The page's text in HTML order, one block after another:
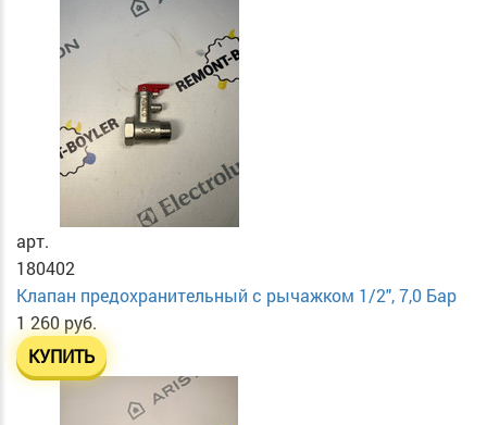
арт.
180402
Клапан предохранительный с рычажком 1/2", 7,0 Бар
1 260 руб.
КУПИТЬ